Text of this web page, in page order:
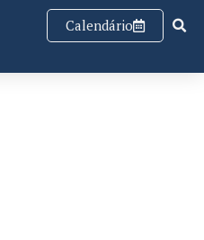
Calendário